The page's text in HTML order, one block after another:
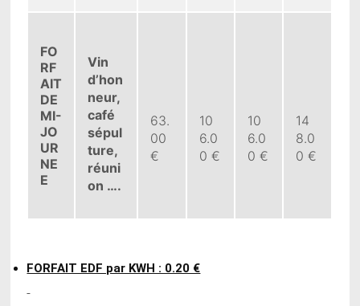
FO
RF
AIT
DE
MI-
JO
UR
NE
E
Vin
d’hon
neur,
café
sépul
ture,
réuni
on ….
63.
00
€
10
6.0
0 €
10
6.0
0 €
14
8.0
0 €
FORFAIT EDF par KWH : 0.20 €